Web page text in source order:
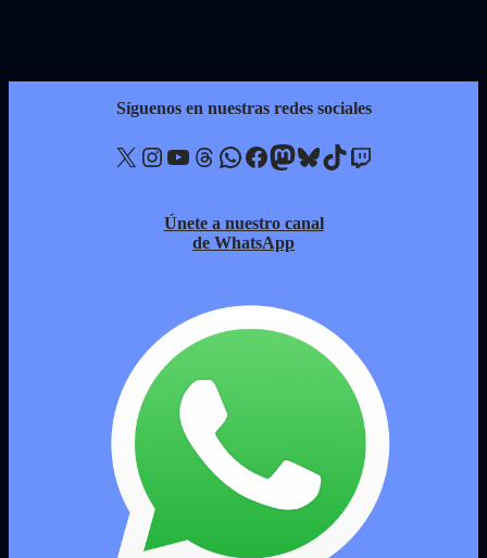
Síguenos en nuestras redes sociales
X Instagram YouTube Threads WhatsApp Facebook Mastodon Bluesky TikTok Twitch
Únete a nuestro canal
de WhatsApp